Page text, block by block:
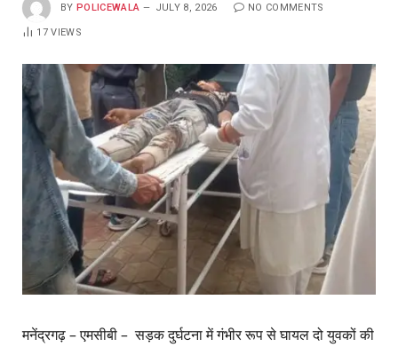
BY POLICEWALA JULY 8, 2026 NO COMMENTS
17VIEWS
मनेंद्रगढ़ – एमसीबी – सड़क दुर्घटना में गंभीर रूप से घायल दो युवकों की